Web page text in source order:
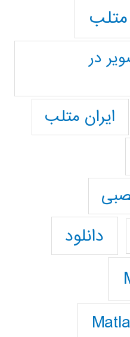
متلب
در
ایران متلب
دانلود